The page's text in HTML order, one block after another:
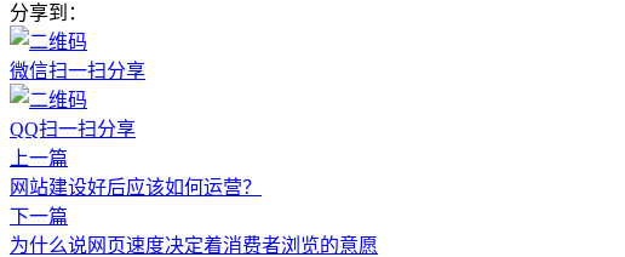
分享到：
微信扫一扫分享
QQ扫一扫分享
上一篇
网站建设好后应该如何运营？
下一篇
为什么说网页速度决定着消费者浏览的意愿